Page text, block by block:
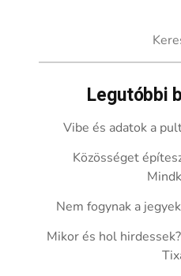
Legutóbbi
Vibe és adatok a
Közösséget
Nem fogynak a
Mikor és hol